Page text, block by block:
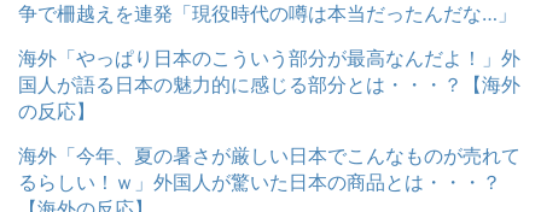
争で柵越えを連発「現役時代の噂は本当だったんだな…」
海外「やっぱり日本のこういう部分が最高なんだよ！」外
国人が語る日本の魅力的に感じる部分とは・・・？【海外
の反応】
海外「今年、夏の暑さが厳しい日本でこんなものが売れて
るらしい！ｗ」外国人が驚いた日本の商品とは・・・？